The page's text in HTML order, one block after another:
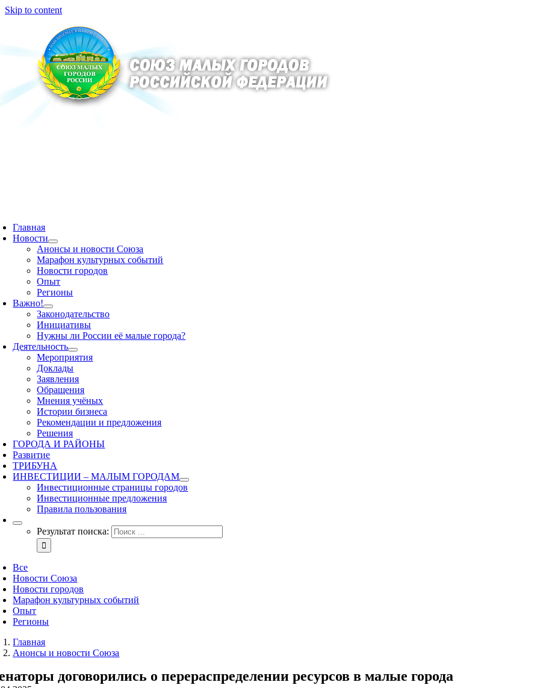
Skip to content
Главная
Новости
Анонсы и новости Союза
Марафон культурных событий
Новости городов
Опыт
Регионы
Важно!
Законодательство
Инициативы
Нужны ли России её малые города?
Деятельность
Мероприятия
Доклады
Заявления
Обращения
Мнения учёных
Истории бизнеса
Рекомендации и предложения
Решения
ГОРОДА И РАЙОНЫ
Развитие
ТРИБУНА
ИНВЕСТИЦИИ – МАЛЫМ ГОРОДАМ
Инвестиционные страницы городов
Инвестиционные предложения
Правила пользования
Результат поиска:
Все
Новости Союза
Новости городов
Марафон культурных событий
Опыт
Регионы
Главная
Анонсы и новости Союза
договорились о перераспределении ресурсов в малые города